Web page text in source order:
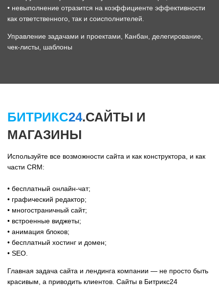
• невыполнение отразится на коэффициенте эффективности
как ответственного, так и соисполнителей.
Управление задачами и проектами, Канбан, делегирование,
чек-листы, шаблоны
БИТРИКС24.САЙТЫ И
МАГАЗИНЫ
Используйте все возможности сайта и как конструктора, и как
части CRM:
• бесплатный онлайн-чат;
• графический редактор;
• многостраничный сайт;
• встроенные виджеты;
• анимация блоков;
• бесплатный хостинг и домен;
• SEO.
Главная задача сайта и лендинга компании — не просто быть
красивым, а приводить клиентов. Сайты в Битрикс24